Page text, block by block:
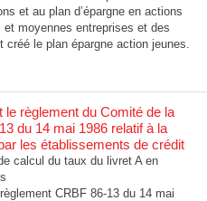
et au plan d’épargne en actions
moyennes entreprises et des
le plan épargne action jeunes.
le règlement du Comité de la
du 14 mai 1986 relatif à la
les établissements de crédit
calcul du taux du livret A en
CRBF 86-13 du 14 mai